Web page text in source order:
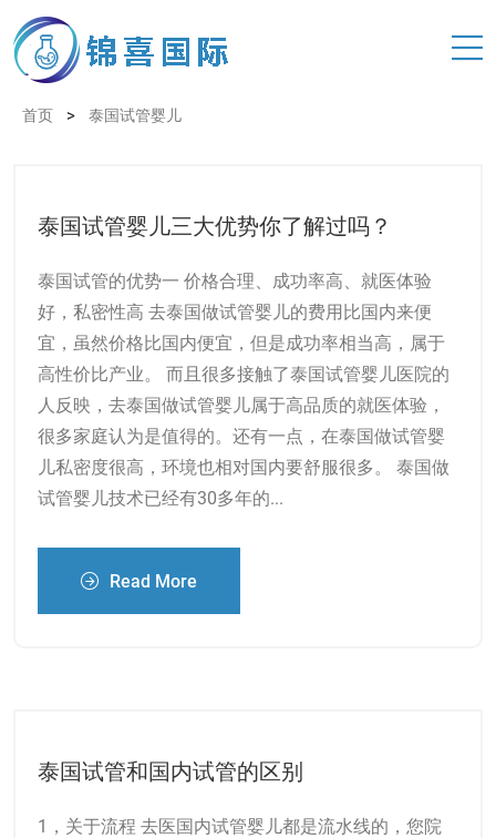
首页 > 泰国试管婴儿
泰国试管婴儿三大优势你了解过吗？
泰国试管的优势一 价格合理、成功率高、就医体验
好，私密性高 去泰国做试管婴儿的费用比国内来便
宜，虽然价格比国内便宜，但是成功率相当高，属于
高性价比产业。 而且很多接触了泰国试管婴儿医院的
人反映，去泰国做试管婴儿属于高品质的就医体验，
很多家庭认为是值得的。还有一点，在泰国做试管婴
儿私密度很高，环境也相对国内要舒服很多。 泰国做
试管婴儿技术已经有30多年的...
Read More
泰国试管和国内试管的区别
1，关于流程 去医国内试管婴儿都是流水线的，您院